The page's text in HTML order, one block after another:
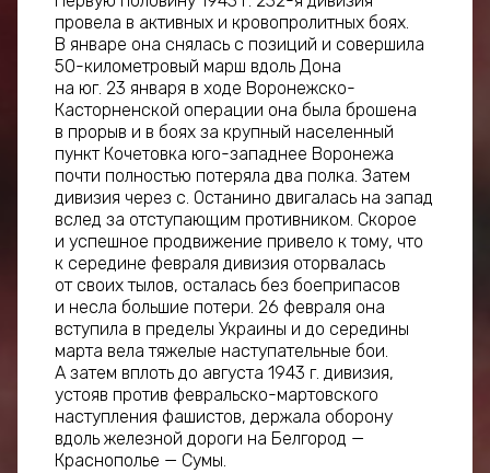
провела в активных и кровопролитных боях.
В январе она снялась с позиций и совершила
50-километровый марш вдоль Дона
на юг. 23 января в ходе Воронежско-
Касторненской операции она была брошена
в прорыв и в боях за крупный населенный
пункт Кочетовка юго-западнее Воронежа
почти полностью потеряла два полка. Затем
дивизия через с. Останино двигалась на запад
вслед за отступающим противником. Скорое
и успешное продвижение привело к тому, что
к середине февраля дивизия оторвалась
от своих тылов, осталась без боеприпасов
и несла большие потери. 26 февраля она
вступила в пределы Украины и до середины
марта вела тяжелые наступательные бои.
А затем вплоть до августа 1943 г. дивизия,
устояв против февральско-мартовского
наступления фашистов, держала оборону
вдоль железной дороги на Белгород —
Краснополье — Сумы.